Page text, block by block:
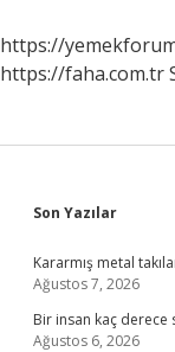
https://
https://faha.com.tr
Sidebar
Son Yazılar
Kararmış metal
Ağustos 7, 2026
Bir insan kaç derece
Ağustos 6, 2026